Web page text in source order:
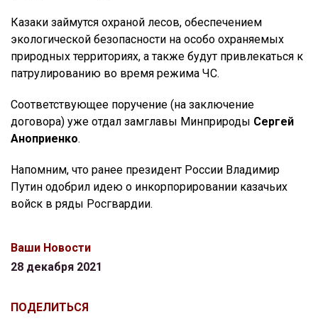
Казаки займутся охраной лесов, обеспечением
экологической безопасности на особо охраняемых
природных территориях, а также будут привлекаться к
патрулированию во время режима ЧС.
Соответствующее поручение (на заключение
договора) уже отдал замглавы Минприроды Сергей
Аноприенко.
Напомним, что ранее президент России Владимир
Путин одобрил идею о инкорпорировании казачьих
войск в ряды Росгвардии.
Ваши Новости
28 декабря 2021
ПОДЕЛИТЬСЯ